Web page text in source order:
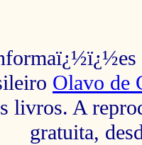
Olavo de
livros. A
gratuita,